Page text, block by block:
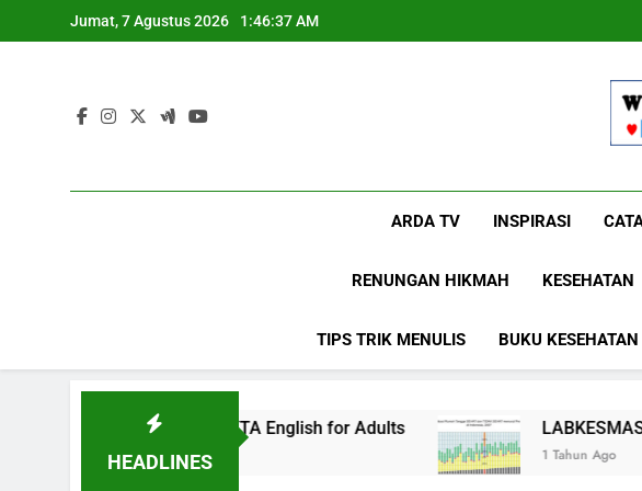
to
Jumat, 7 Agustus 2026 1:46:38 AM
ARDA TV INSPIRASI
RENUNGAN HIKMAH KESEHATAN
TIPS TRIK MENULIS BUKU KESEHATAN
HEADLINES
di EF EFEKTA English for Adults LABKESMAS BERKARYA &
1 Tahun Ago